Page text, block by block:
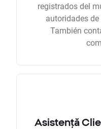
registrados del
autoridades
También
Asistență